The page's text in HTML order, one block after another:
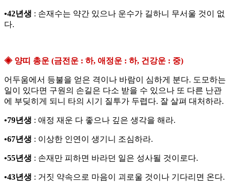
•42년생 : 손재수는 약간 있으나 운수가 길하니 무서울 것이 없
다.
◈ 양띠 총운 (금전운 : 하, 애정운 : 하, 건강운 : 중)
어두움에서 등불을 얻은 격이나 바람이 심하게 분다. 도모하는
일이 있다면 구원의 손길은 다소 받을 수 있으나 또 다른 난관
에 부딪히게 되니 타의 시기 질투가 두렵다. 잘 살펴 대처하라.
•79년생 : 애정 재운 다 좋으나 깊은 생각을 해라.
•67년생 : 이상한 인연이 생기니 조심하라.
•55년생 : 손재만 피하면 바라던 일은 성사될 것이로다.
•43년생 : 거짓 약속으로 마음이 괴로울 것이나 기다리면 온다.